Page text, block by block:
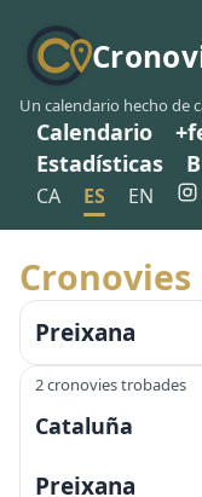
Un calendario hecho de
Calendario
Estadísticas
CA ES EN
Preixana
2 cronovies trobades
Cataluña
Preixana